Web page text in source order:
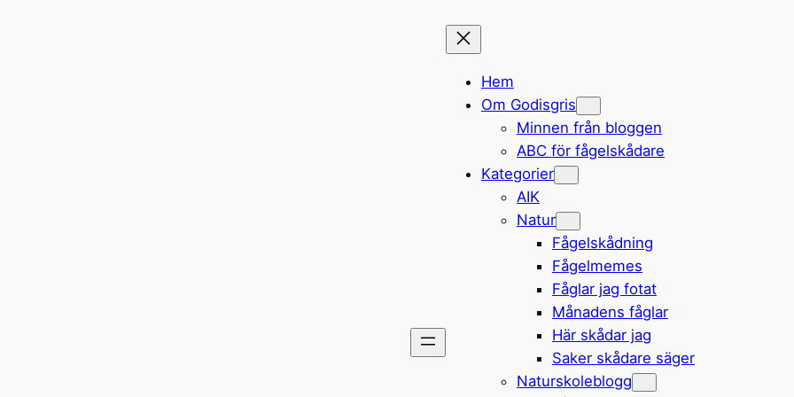
Hem
Om Godisgris
Minnen från bloggen
ABC för fågelskådare
Kategorier
AIK
Natur
Fågelskådning
Fågelmemes
Fåglar jag fotat
Månadens fåglar
Här skådar jag
Saker skådare säger
Naturskoleblogg